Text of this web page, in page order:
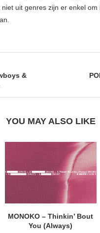
niet uit genres zijn er enkel
&
YOU MAY ALSO LIKE
MONOKO – Thinkin’ Bout
You (Always)